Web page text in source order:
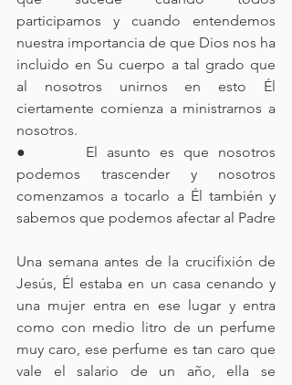
participamos y cuando entendemos
nuestra importancia de que Dios nos ha
incluido en Su cuerpo a tal grado que
al nosotros unirnos en esto Él
ciertamente comienza a ministrarnos a
nosotros.
●      El asunto es que nosotros
podemos trascender y nosotros
comenzamos a tocarlo a Él también y
sabemos que podemos afectar al Padre
Una semana antes de la crucifixión de
Jesús, Él estaba en un casa cenando y
una mujer entra en ese lugar y entra
como con medio litro de un perfume
muy caro, ese perfume es tan caro que
vale el salario de un año, ella se